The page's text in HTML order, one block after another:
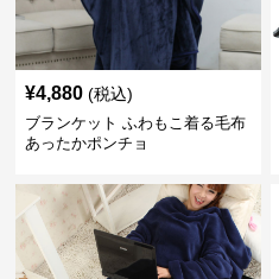
¥4,880 (税込)
ブランケット ふわもこ着る毛布
あったかポンチョ